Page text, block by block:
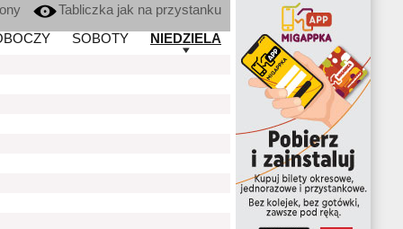
Tabliczka jak na przystanku
SOBOTY NIEDZIELA